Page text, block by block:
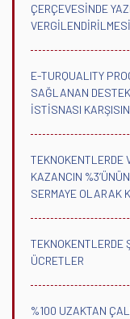
ÇERÇEVESİNDE
VERGİLENDİRİLMESİ
E-TURQUALITY
SAĞLANAN
İSTİSNASI
TEKNOKENTLERDE
KAZANCIN
SERMAYE OLARAK
TEKNOKENTLERDE
ÜCRETLER
%100 UZAKTAN